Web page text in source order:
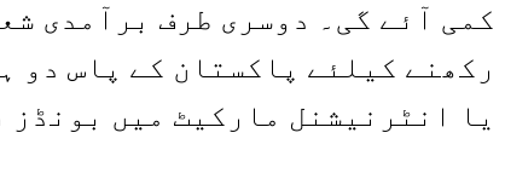
کمی آئے گی۔ دوسری طرف برآمدی
رکھنے کیلئے پاکستان کے پاس دو
یا انٹرنیشنل مارکیٹ میں